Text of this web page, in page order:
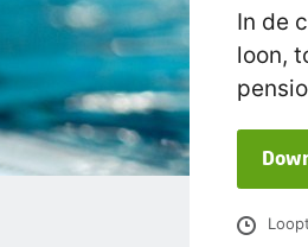
In de
loon,